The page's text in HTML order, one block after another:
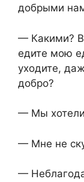
добрыми
— Какими?
едите мою
уходите,
добро?
— Мы
— Мне не
—